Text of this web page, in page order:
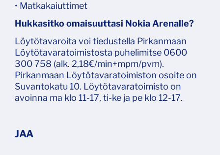
• Matkakaiuttimet
Hukkasitko omaisuuttasi Nokia Arenalle?
Löytötavaroita voi tiedustella Pirkanmaan
Löytötavaratoimistosta puhelimitse 0600
300 758 (alk. 2,18€/min+mpm/pvm).
Pirkanmaan Löytötavaratoimiston osoite on
Suvantokatu 10. Löytötavaratoimisto on
avoinna ma klo 11-17, ti-ke ja pe klo 12-17.